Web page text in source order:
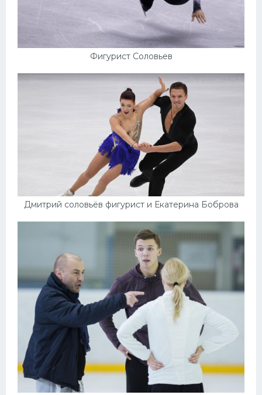
Фигурист Соловьев
Дмитрий соловьёв фигурист и Екатерина Боброва